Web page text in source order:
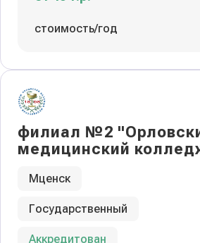
стоимость/год
филиал №2
медицинский
Мценск
Государственный
Аккредитован